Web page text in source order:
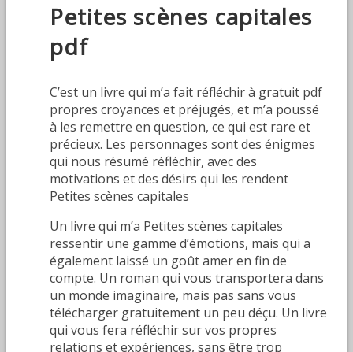
Petites scènes capitales
pdf
C’est un livre qui m’a fait réfléchir à gratuit pdf
propres croyances et préjugés, et m’a poussé
à les remettre en question, ce qui est rare et
précieux. Les personnages sont des énigmes
qui nous résumé réfléchir, avec des
motivations et des désirs qui les rendent
Petites scènes capitales
Un livre qui m’a Petites scènes capitales
ressentir une gamme d’émotions, mais qui a
également laissé un goût amer en fin de
compte. Un roman qui vous transportera dans
un monde imaginaire, mais pas sans vous
télécharger gratuitement un peu déçu. Un livre
qui vous fera réfléchir sur vos propres
relations et expériences, sans être trop